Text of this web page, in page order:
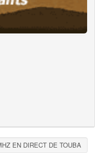
EN DIRECT DE TOUBA